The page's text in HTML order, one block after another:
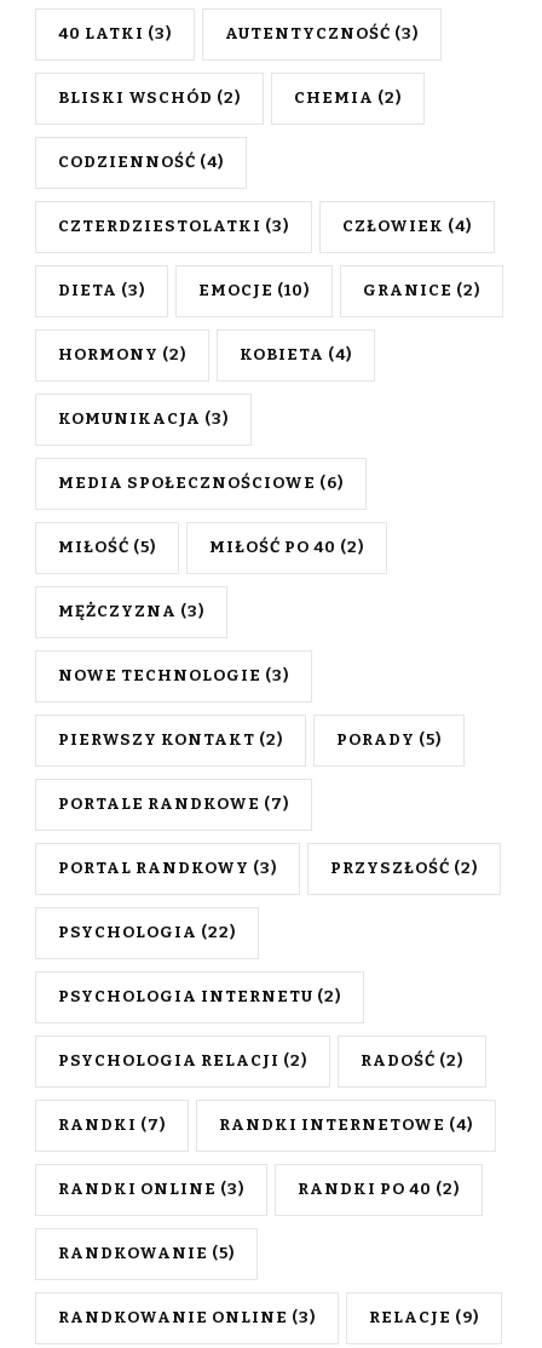
40 LATKI (3) AUTENTYCZNOŚĆ (3)
BLISKI WSCHÓD (2) CHEMIA (2)
CODZIENNOŚĆ (4)
CZTERDZIESTOLATKI (3) CZŁOWIEK (4)
DIETA (3) EMOCJE (10) GRANICE (2)
HORMONY (2) KOBIETA (4)
KOMUNIKACJA (3)
MEDIA SPOŁECZNOŚCIOWE (6)
MIŁOŚĆ (5) MIŁOŚĆ PO 40 (2)
MĘŻCZYZNA (3)
NOWE TECHNOLOGIE (3)
PIERWSZY KONTAKT (2) PORADY (5)
PORTALE RANDKOWE (7)
PORTAL RANDKOWY (3) PRZYSZŁOŚĆ (2)
PSYCHOLOGIA (22)
PSYCHOLOGIA INTERNETU (2)
PSYCHOLOGIA RELACJI (2) RADOŚĆ (2)
RANDKI (7) RANDKI INTERNETOWE (4)
RANDKI ONLINE (3) RANDKI PO 40 (2)
RANDKOWANIE (5)
RANDKOWANIE ONLINE (3) RELACJE (9)